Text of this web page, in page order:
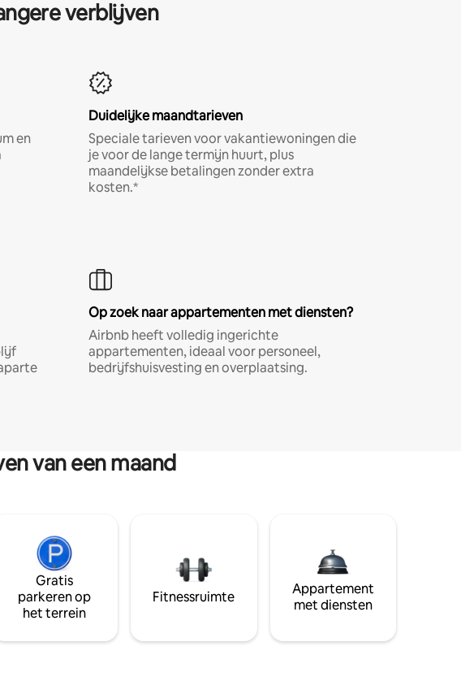
verblijven
en
Duidelijke maandtarieven
Speciale tarieven voor vakantiewoningen die
je voor de lange termijn huurt, plus
maandelijkse betalingen zonder extra
kosten.*
Op zoek naar appartementen met diensten?
Airbnb heeft volledig ingerichte
appartementen, ideaal voor personeel,
bedrijfshuisvesting en overplaatsing.
van een maand
Gratis
parkeren op
het terrein
Fitnessruimte
Appartement
met diensten